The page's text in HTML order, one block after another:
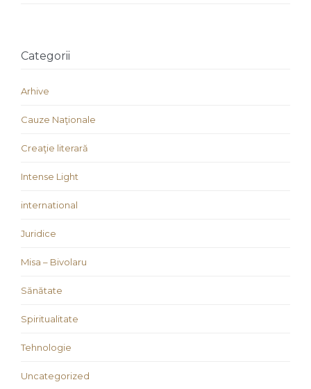
Categorii
Arhive
Cauze Naţionale
Creaţie literară
Intense Light
international
Juridice
Misa – Bivolaru
Sănătate
Spiritualitate
Tehnologie
Uncategorized